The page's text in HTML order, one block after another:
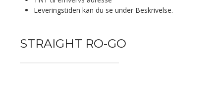
Leveringstiden kan du se under Beskrivelse.
STRAIGHT RO-GO